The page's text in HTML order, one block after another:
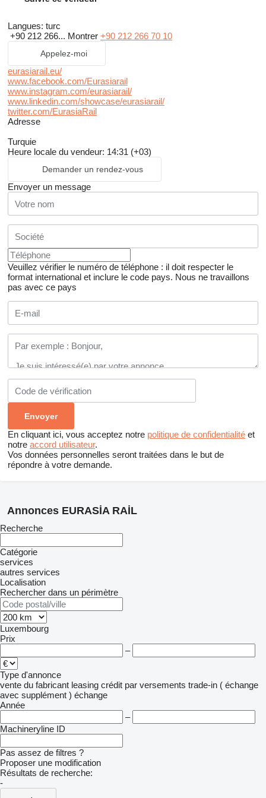
Langues: turc
+90 212 266... Montrer +90 212 266 70 10
Appelez-moi
eurasiarail.eu/
www.facebook.com/Eurasiarail
www.instagram.com/eurasiarail/
www.linkedin.com/showcase/eurasiarail/
twitter.com/EurasiaRail
Adresse
Turquie
Heure locale du vendeur: 14:31 (+03)
Demander un rendez-vous
Envoyer un message
Veuillez vérifier le numéro de téléphone : il doit respecter le
format international et inclure le code pays. Nous ne travaillons
pas avec ce pays
En cliquant ici, vous acceptez notre politique de confidentialité et
notre accord utilisateur.
Vos données personnelles seront traitées dans le but de
répondre à votre demande.
Annonces EURASİA RAİL
Recherche
Catégorie
services
autres services
Localisation
Rechercher dans un périmètre
Luxembourg
Prix
–
Type d'annonce
vente du fabricant leasing crédit par versements trade-in ( échange
avec supplément ) échange
Année
–
Machineryline ID
Pas assez de filtres ?
Proposer une modification
Résultats de recherche:
-